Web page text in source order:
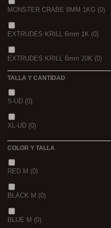
3 K
5 K
MONSTER CRABE 8MM 1KG (0)
EXTRUDES KRILL 6mm 1K (0)
EXTRUDES KRILL 6mm 20K (0)
NOIR POISSON 8MM 1K
TALLA Y CANTIDAD
S-UD (0)
XL-UD (0)
COLOR Y TALLA
RED M (0)
BLACK M (0)
BLUE M (0)